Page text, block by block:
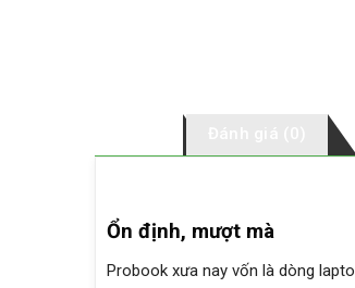
Ổn định, mượt mà
Probook xưa nay vốn là dòng